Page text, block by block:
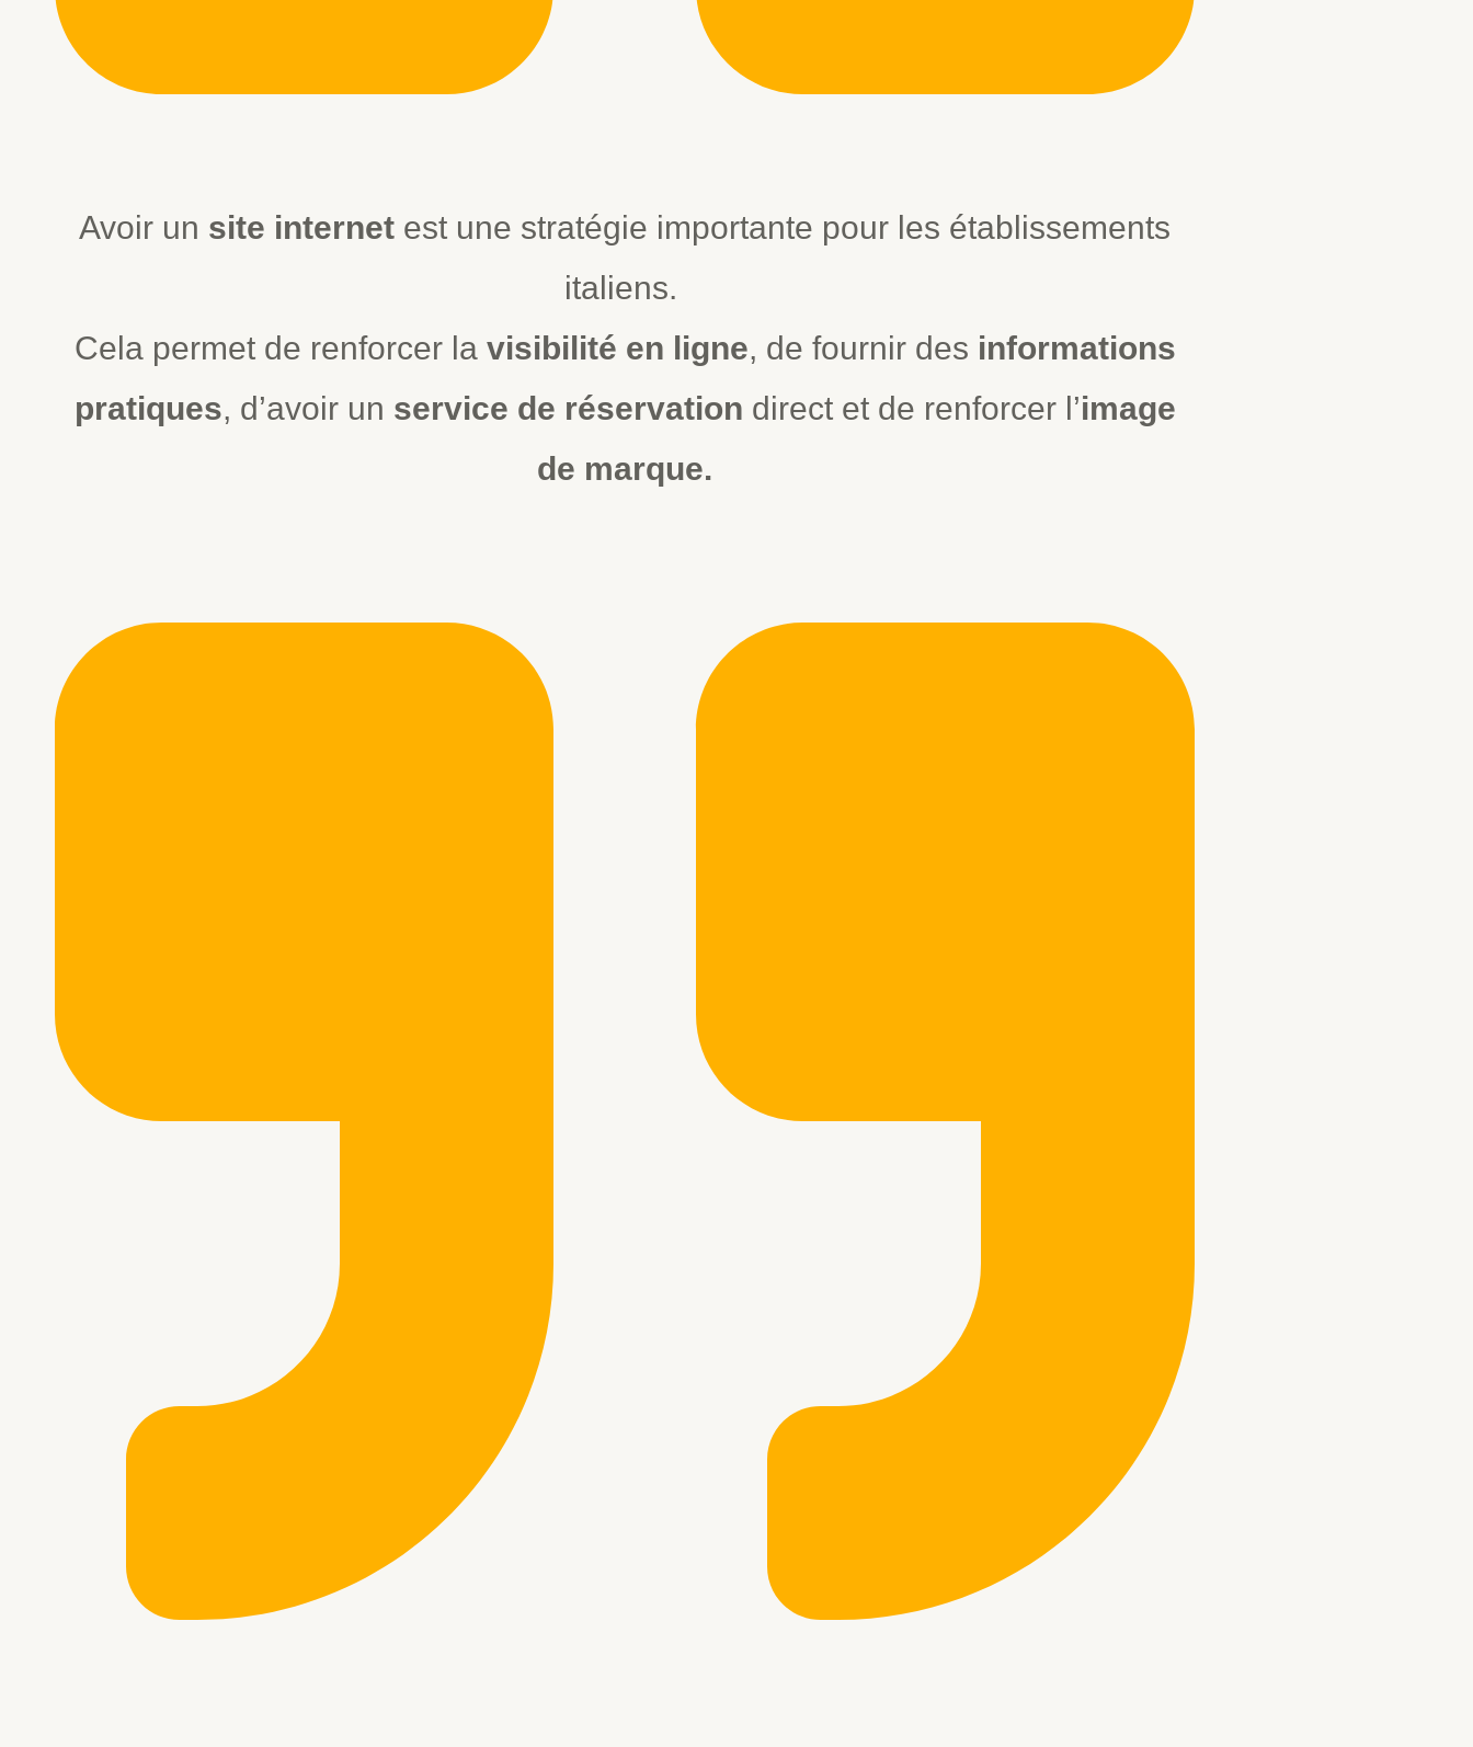
Avoir un site internet est une stratégie importante pour les établissements
italiens.
Cela permet de renforcer la visibilité en ligne, de fournir des informations
pratiques, d’avoir un service de réservation direct et de renforcer l’image
de marque.